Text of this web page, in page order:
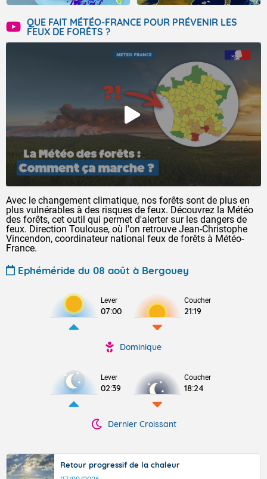
QUE FAIT MÉTÉO-FRANCE POUR PRÉVENIR LES
FEUX DE FORÊTS ?
Avec le changement climatique, nos forêts sont de plus en
plus vulnérables à des risques de feux. Découvrez la Météo
des forêts, cet outil qui permet d'alerter sur les dangers de
feux. Direction Toulouse, où l'on retrouve Jean-Christophe
Vincendon, coordinateur national feux de forêts à Météo-
France.
Ephéméride du 08 août à Bergouey
Lever
07:00
Coucher
21:19
Dominique
Lever
02:39
Coucher
18:24
Dernier Croissant
Retour progressif de la chaleur